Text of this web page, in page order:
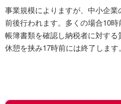
事業規模によりますが、中小企
前後行われます。多くの場合10
帳簿書類を確認し納税者に対す
休憩を挟み17時前には終了します。